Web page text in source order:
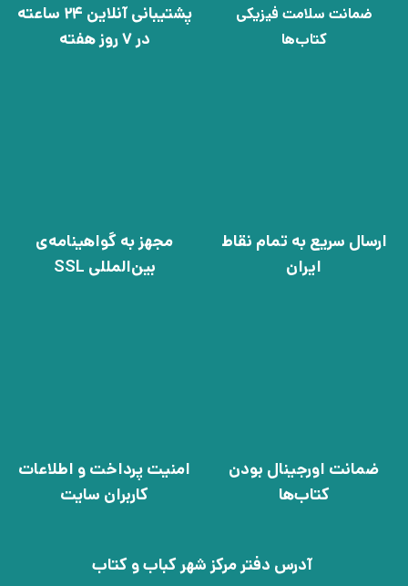
ضمانت سلامت فیزیکی
کتاب‌ها
پشتیبانی آنلاین 24 ساعته
در 7 روز هفته
ارسال سریع به تمام نقاط
ایران
مجهز به گواهینامه‌ی
بین‌المللی SSL
ضمانت اورجینال بودن
کتاب‌ها
امنیت پرداخت و اطلاعات
کاربران سایت
آدرس دفتر مرکز شهر کباب و کتاب